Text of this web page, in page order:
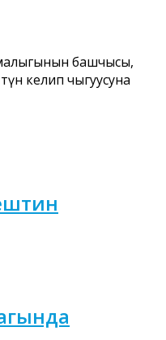
башчысы,
келип чыгуусуна